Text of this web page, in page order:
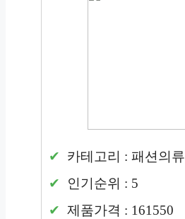
카테고리 : 패션의류
인기순위 : 5
제품가격 : 161550